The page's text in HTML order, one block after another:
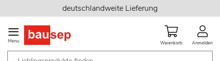
Inhalt
springen
deutschlandweite Lieferung
Menu Warenkorb Anmelden